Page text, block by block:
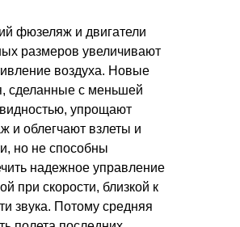
фюзеляж и двигатели
размеров увеличивают
воздуха. Новые
сделанные с меньшей
упрощают
и облегчают взлеты и
но не способны
надежное управление
при скорости, близкой к
звука. Потому средняя